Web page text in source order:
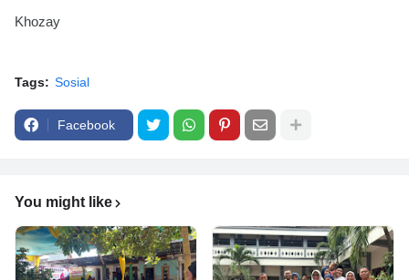
Khozay
Tags: Sosial
Facebook
You might like